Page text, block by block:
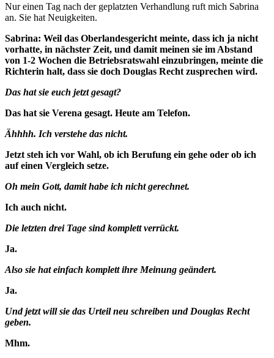
Nur einen Tag nach der geplatzten Verhandlung ruft mich Sabrina
an. Sie hat Neuigkeiten.
Sabrina: Weil das Oberlandesgericht meinte, dass ich ja nicht
vorhatte, in nächster Zeit, und damit meinen sie im Abstand
von 1-2 Wochen die Betriebsratswahl einzubringen, meinte die
Richterin halt, dass sie doch Douglas Recht zusprechen wird.
Das hat sie euch jetzt gesagt?
Das hat sie Verena gesagt. Heute am Telefon.
Ähhhh. Ich verstehe das nicht.
Jetzt steh ich vor Wahl, ob ich Berufung ein gehe oder ob ich
auf einen Vergleich setze.
Oh mein Gott, damit habe ich nicht gerechnet.
Ich auch nicht.
Die letzten drei Tage sind komplett verrückt.
Ja.
Also sie hat einfach komplett ihre Meinung geändert.
Ja.
Und jetzt will sie das Urteil neu schreiben und Douglas Recht
geben.
Mhm.